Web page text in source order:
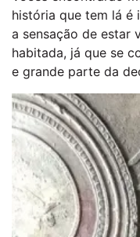
história que tem lá é
a sensação de estar
habitada, já que se
e grande parte da